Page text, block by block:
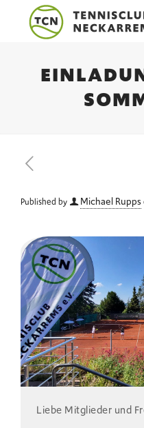
Published by Michael Rupps
Liebe Mitglieder und